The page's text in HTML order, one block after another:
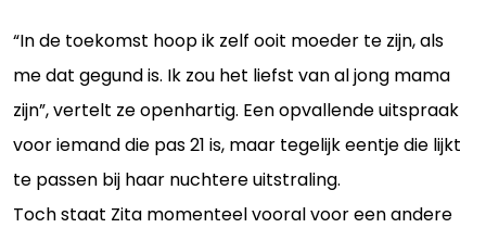
“In de toekomst hoop ik zelf ooit moeder te zijn, als
me dat gegund is. Ik zou het liefst van al jong mama
zijn”, vertelt ze openhartig. Een opvallende uitspraak
voor iemand die pas 21 is, maar tegelijk eentje die lijkt
te passen bij haar nuchtere uitstraling.
Toch staat Zita momenteel vooral voor een andere